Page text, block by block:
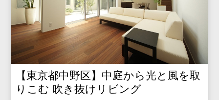
【東京都中野区】中庭から光と風を取
りこむ 吹き抜けリビング